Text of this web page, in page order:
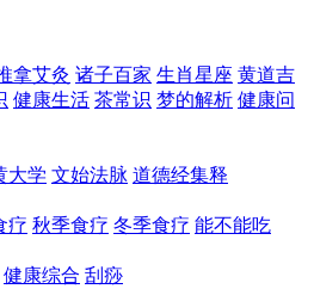
拿艾灸 诸子百家 生肖星座 黄道吉
健康生活 茶常识 梦的解析 健康问
大学 文始法脉 道德经集释
疗 秋季食疗 冬季食疗 能不能吃
健康综合 刮痧